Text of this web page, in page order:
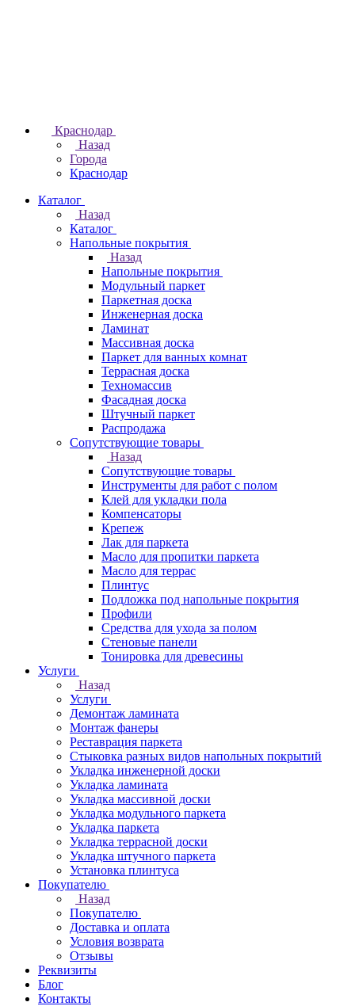
Краснодар
Назад
Города
Краснодар
Каталог
Назад
Каталог
Напольные покрытия
Назад
Напольные покрытия
Модульный паркет
Паркетная доска
Инженерная доска
Ламинат
Массивная доска
Паркет для ванных комнат
Террасная доска
Техномассив
Фасадная доска
Штучный паркет
Распродажа
Сопутствующие товары
Назад
Сопутствующие товары
Инструменты для работ с полом
Клей для укладки пола
Компенсаторы
Крепеж
Лак для паркета
Масло для пропитки паркета
Масло для террас
Плинтус
Подложка под напольные покрытия
Профили
Средства для ухода за полом
Стеновые панели
Тонировка для древесины
Услуги
Назад
Услуги
Демонтаж ламината
Монтаж фанеры
Реставрация паркета
Стыковка разных видов напольных покрытий
Укладка инженерной доски
Укладка ламината
Укладка массивной доски
Укладка модульного паркета
Укладка паркета
Укладка террасной доски
Укладка штучного паркета
Установка плинтуса
Покупателю
Назад
Покупателю
Доставка и оплата
Условия возврата
Отзывы
Реквизиты
Блог
Контакты